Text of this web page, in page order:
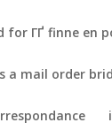
for ГҐ finne en
a mail order